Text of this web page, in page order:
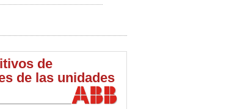
de
de las unidades